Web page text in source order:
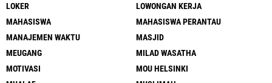
LOKER
LOWONGAN KERJA
MAHASISWA
MAHASISWA PERANTAU
MANAJEMEN WAKTU
MASJID
MEUGANG
MILAD WASATHA
MOTIVASI
MOU HELSINKI